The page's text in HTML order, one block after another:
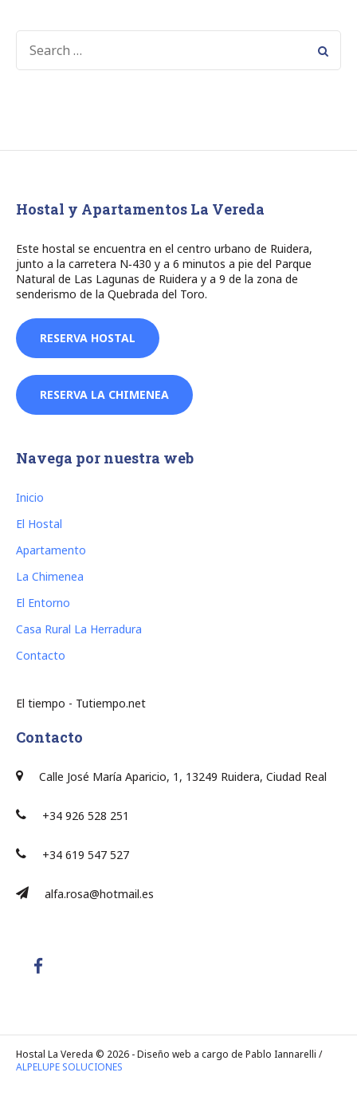
SEARCH
FOR:
Hostal y Apartamentos La Vereda
Este hostal se encuentra en el centro urbano de Ruidera,
junto a la carretera N‑430 y a 6 minutos a pie del Parque
Natural de Las Lagunas de Ruidera y a 9 de la zona de
senderismo de la Quebrada del Toro.
RESERVA HOSTAL
RESERVA LA CHIMENEA
Navega por nuestra web
Inicio
El Hostal
Apartamento
La Chimenea
El Entorno
Casa Rural La Herradura
Contacto
El tiempo - Tutiempo.net
Contacto
Calle José María Aparicio, 1, 13249 Ruidera, Ciudad Real
+34 926 528 251
+34 619 547 527
alfa.rosa@hotmail.es
Hostal La Vereda © 2026 - Diseño web a cargo de Pablo Iannarelli /
ALPELUPE SOLUCIONES